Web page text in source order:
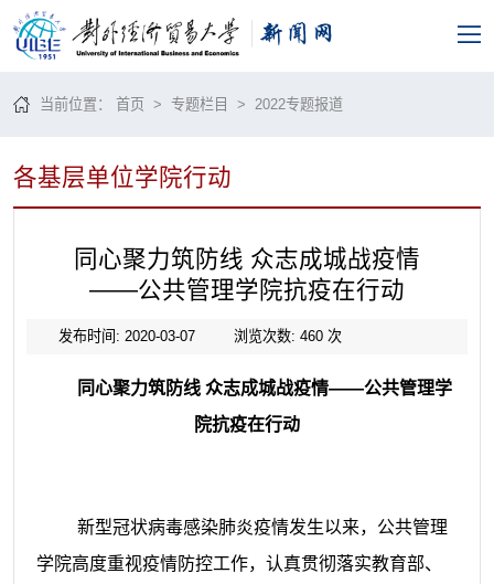
当前位置：首页 >专题栏目 > 2022专题报道
各基层单位学院行动
同心聚力筑防线 众志成城战疫情
——公共管理学院抗疫在行动
发布时间: 2020-03-07 浏览次数: 460次
同心聚力筑防线 众志成城战疫情——公共管理学
院抗疫在行动
新型冠状病毒感染肺炎疫情发生以来，公共管理
学院高度重视疫情防控工作，认真贯彻落实教育部、